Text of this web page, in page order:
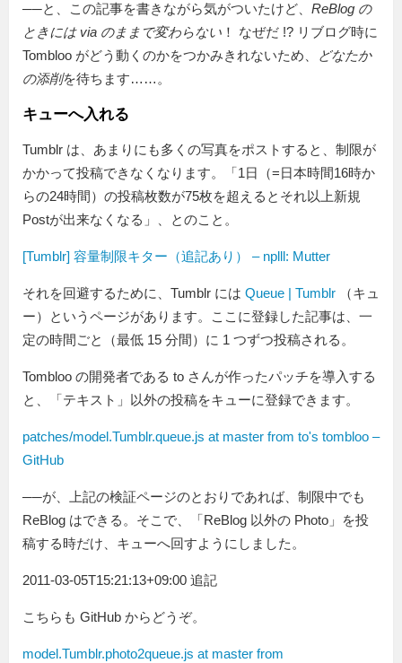
──と、この記事を書きながら気がついたけど、 ReBlog の
ときには via のままで変わらない ！ なぜだ !? リブログ時に
Tombloo がどう動くのかをつかみきれないため、
どなたか
の添削を待ちます……。
キューへ入れる
Tumblr は、あまりにも多くの写真をポストすると、制限が
かかって投稿できなくなります。
1日（=日本時間16時か
らの24時間）の投稿枚数が75枚を超えるとそれ以上新規
Postが出来なくなる
、とのこと。
[Tumblr] 容量制限キター（追記あり） – nplll: Mutter
それを回避するために、Tumblr には Queue | Tumblr （キュ
ー）というページがあります。ここに登録した記事は、一
定の時間ごと（最低 15 分間）に 1 つずつ投稿される。
Tombloo の開発者である to さんが作ったパッチを導入する
と、「テキスト」以外の投稿をキューに登録できます。
patches/model.Tumblr.queue.js at master from to's tombloo –
GitHub
──が、上記の検証ページのとおりであれば、制限中でも
ReBlog はできる。そこで、「ReBlog 以外の Photo」を投
稿する時だけ、キューへ回すようにしました。
2011-03-05T15:21:13+09:00 追記
こちらも GitHub からどうぞ。
model.Tumblr.photo2queue.js at master from